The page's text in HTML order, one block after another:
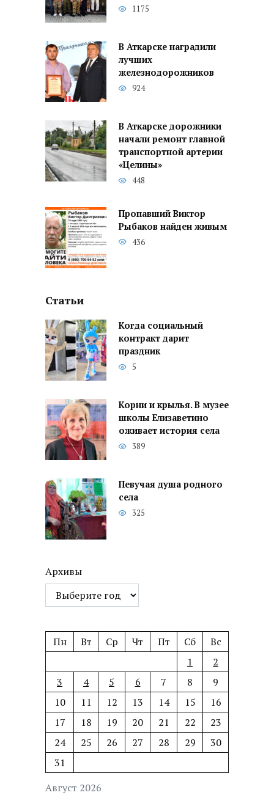
1175
В Аткарске наградили
лучших
железнодорожников
924
В Аткарске дорожники
начали ремонт главной
транспортной артерии
«Целины»
448
Пропавший Виктор
Рыбаков найден живым
436
Статьи
Когда социальный
контракт дарит
праздник
5
Корни и крылья. В музее
школы Елизаветино
оживает история села
389
Певучая душа родного
села
325
Архивы
Август 2026
Пн Вт Ср Чт Пт Сб
Вс
1
2
3
4 5 6 7 8
9
10
11 12 13 14 15
16
17
18 19 20 21 22
23
24
25 26 27 28 29
30
31